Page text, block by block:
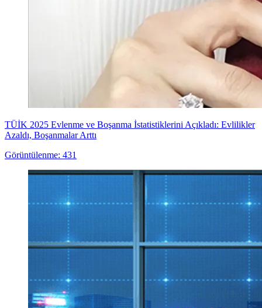
TÜİK 2025 Evlenme ve Boşanma İstatistiklerini Açıkladı: Evlilikler
Azaldı, Boşanmalar Arttı
Görüntülenme: 431